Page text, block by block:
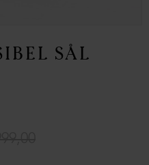
SÅL